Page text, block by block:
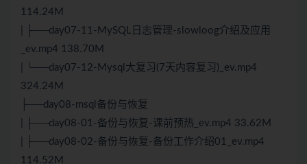
114.24M
| ├──day07-11-MySQL日志管理-slowloog介绍及应用
_ev.mp4 138.70M
| └──day07-12-Mysql大复习(7天内容复习)_ev.mp4
324.24M
├──day08-msql备份与恢复
| ├──day08-01-备份与恢复-课前预热_ev.mp4 33.62M
| ├──day08-02-备份与恢复-备份工作介绍01_ev.mp4
114.52M